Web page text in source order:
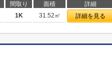
間取り 面積 詳細
1K 31.52㎡ 詳細を見る